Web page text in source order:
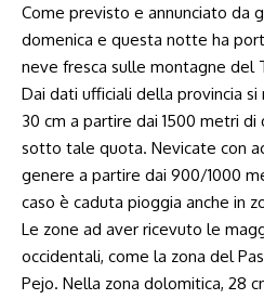
Come previsto e annunciato da
domenica e questa notte ha
neve fresca sulle montagne del
Dai dati ufficiali della provincia
30 cm a partire dai 1500 metri
sotto tale quota. Nevicate con
genere a partire dai 900/1000
caso è caduta pioggia anche in
Le zone ad aver ricevuto le
occidentali, come la zona del
Pejo. Nella zona dolomitica, 28